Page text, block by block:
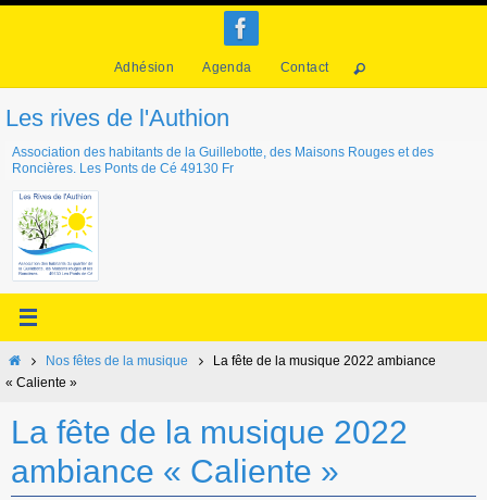
Adhésion Agenda Contact
Les rives de l'Authion
Association des habitants de la Guillebotte, des Maisons Rouges et des
Roncières. Les Ponts de Cé 49130 Fr
HomeNos fêtes de la musique
La fête de la musique 2022 ambiance
« Caliente »
La fête de la musique 2022
ambiance « Caliente »